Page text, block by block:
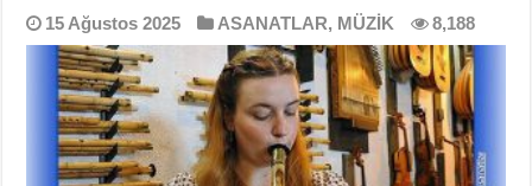
15 Ağustos 2025 ASANATLAR, MÜZİK 8,188